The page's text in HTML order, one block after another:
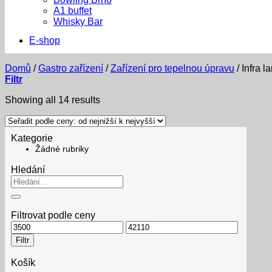
A1 buffet
Whisky Bar
E-shop
Domů / Gastro zařízení / Zařízení pro tepelnou úpravu /Infra
Filtr
Showing all 14 resultsSorted
price:
Kategorie
Žádné rubriky
Hledání
Hledat:
Filtrovat podle ceny
Minimální
cena
Maximální
cena
Filtr
Košík